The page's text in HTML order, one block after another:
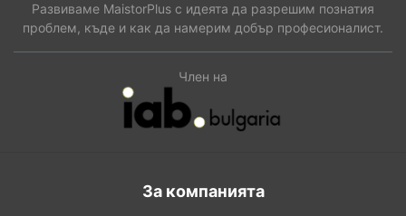
Развиваме MaistorPlus с идеята да разрешим познатия
проблем, къде и как да намерим добър професионалист.
Член на
За компанията